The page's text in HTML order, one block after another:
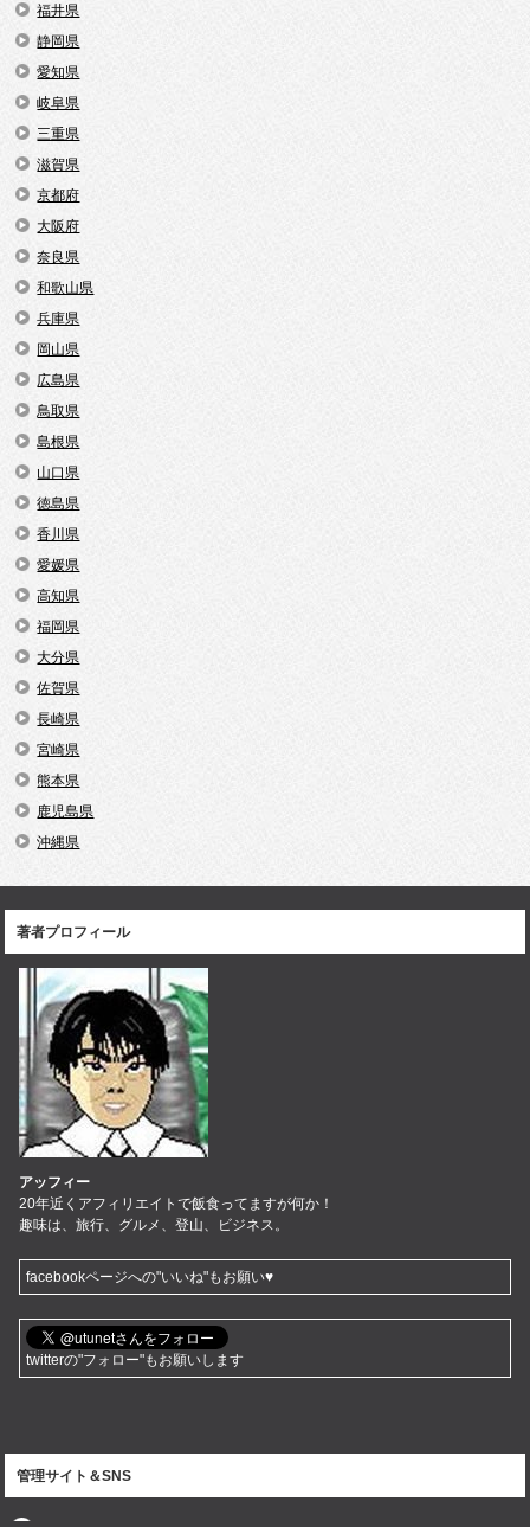
福井県
静岡県
愛知県
岐阜県
三重県
滋賀県
京都府
大阪府
奈良県
和歌山県
兵庫県
岡山県
広島県
鳥取県
島根県
山口県
徳島県
香川県
愛媛県
高知県
福岡県
大分県
佐賀県
長崎県
宮崎県
熊本県
鹿児島県
沖縄県
著者プロフィール
アッフィー
20年近くアフィリエイトで飯食ってますが何か！
趣味は、旅行、グルメ、登山、ビジネス。
facebookページへの"いいね"もお願い♥
twitterの"フォロー"もお願いします
管理サイト＆SNS